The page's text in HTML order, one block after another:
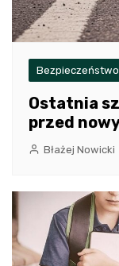
Bezpieczeństwo
Ostatnia
przed
Błażej Nowicki